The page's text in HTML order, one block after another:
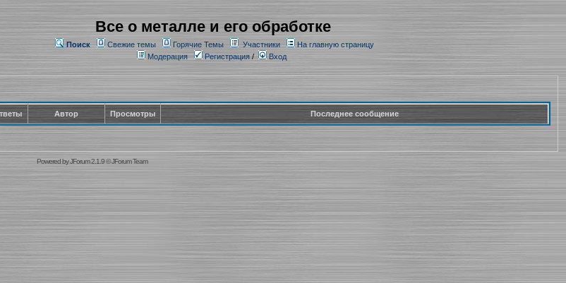
Все о металле и его обработке
Поиск Свежие темы Горячие Темы Участники
На главную страницу
Модерация
Регистрация/ Вход
Автор Просмотры Последнее сообщение
Powered byJForum 2.1.9©JForum Team